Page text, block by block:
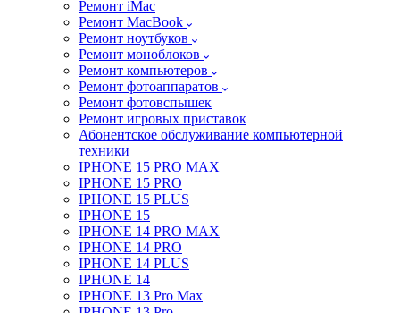
Ремонт iMac
Ремонт MacBook
Ремонт ноутбуков
Ремонт моноблоков
Ремонт компьютеров
Ремонт фотоаппаратов
Ремонт фотовспышек
Ремонт игровых приставок
Абонентское обслуживание компьютерной
техники
IPHONE 15 PRO MAX
IPHONE 15 PRO
IPHONE 15 PLUS
IPHONE 15
IPHONE 14 PRO MAX
IPHONE 14 PRO
IPHONE 14 PLUS
IPHONE 14
IPHONE 13 Pro Max